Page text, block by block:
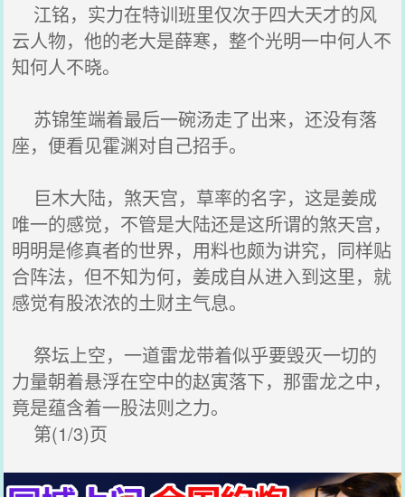
江铭，实力在特训班里仅次于四大天才的风
云人物，他的老大是薛寒，整个光明一中何人不
知何人不晓。
苏锦笙端着最后一碗汤走了出来，还没有落
座，便看见霍渊对自己招手。
巨木大陆，煞天宫，草率的名字，这是姜成
唯一的感觉，不管是大陆还是这所谓的煞天宫，
明明是修真者的世界，用料也颇为讲究，同样贴
合阵法，但不知为何，姜成自从进入到这里，就
感觉有股浓浓的土财主气息。
祭坛上空，一道雷龙带着似乎要毁灭一切的
力量朝着悬浮在空中的赵寅落下，那雷龙之中，
竟是蕴含着一股法则之力。
第(1/3)页